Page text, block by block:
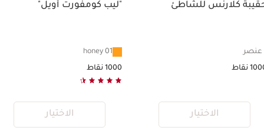
كلارنس للشاطئ
الاختيار
"ليب كومفورت أويل"
1000 نقاط
الاختيار